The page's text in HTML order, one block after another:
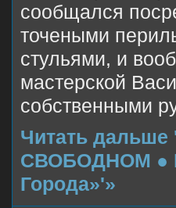
сообщался
точеными
стульями, и
мастерской
собственными
Читать
СВОБОДНОМ ●
Города»'»